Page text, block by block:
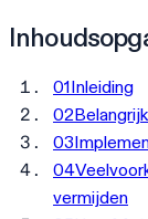
01Inleiding
02
03
04
vermijden